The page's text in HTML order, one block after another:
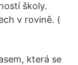
školy.
v rovině. (
která se